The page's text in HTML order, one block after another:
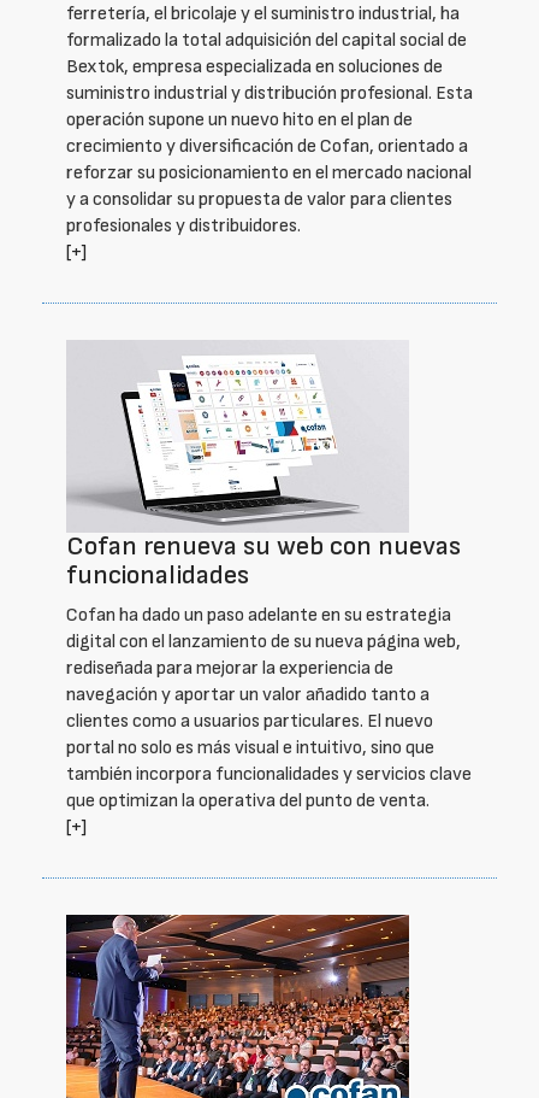
ferretería, el bricolaje y el suministro industrial, ha
formalizado la total adquisición del capital social de
Bextok, empresa especializada en soluciones de
suministro industrial y distribución profesional. Esta
operación supone un nuevo hito en el plan de
crecimiento y diversificación de Cofan, orientado a
reforzar su posicionamiento en el mercado nacional
y a consolidar su propuesta de valor para clientes
profesionales y distribuidores.
[+]
Cofan renueva su web con nuevas
funcionalidades
Cofan ha dado un paso adelante en su estrategia
digital con el lanzamiento de su nueva página web,
rediseñada para mejorar la experiencia de
navegación y aportar un valor añadido tanto a
clientes como a usuarios particulares. El nuevo
portal no solo es más visual e intuitivo, sino que
también incorpora funcionalidades y servicios clave
que optimizan la operativa del punto de venta.
[+]